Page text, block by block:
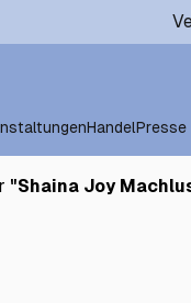
HandelPresse
"Shaina Joy